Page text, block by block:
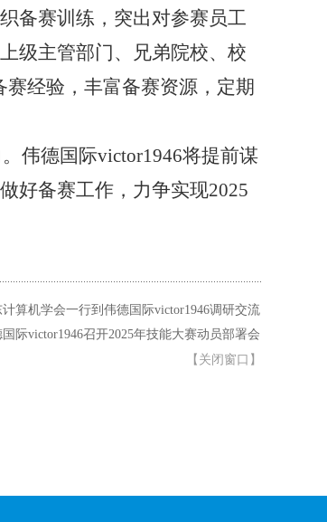
备赛训练，突出对参赛员工
级主管部门、兄弟院校、校
经验，丰富备赛资源，定期
伟德国际victor1946将提前谋
好备赛工作，力争实现2025
算机学会一行到伟德国际victor1946调研交流
际victor1946召开2025年技能大赛动员部署会
【 关闭窗口 】